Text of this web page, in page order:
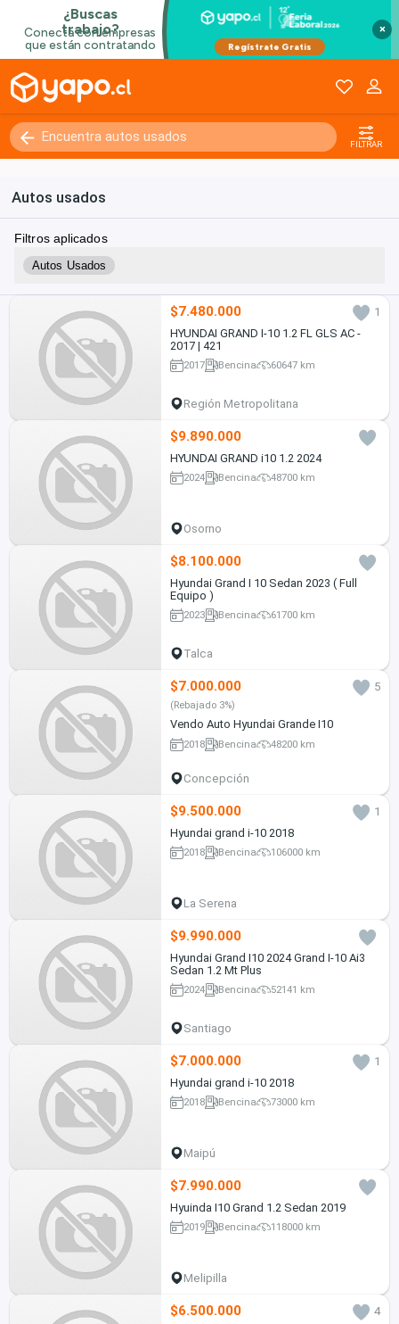
×
FILTRAR
Autos usados
Filtros aplicados
Autos Usados
$7.480.000
1
HYUNDAI GRAND I-10 1.2 FL GLS AC -
2017 | 421
2017 Bencina 60647 km
Región Metropolitana
$9.890.000
HYUNDAI GRAND i10 1.2 2024
2024 Bencina 48700 km
Osorno
$8.100.000
Hyundai Grand I 10 Sedan 2023 ( Full
Equipo )
2023 Bencina 61700 km
Talca
$7.000.000 5
(Rebajado 3%)
Vendo Auto Hyundai Grande I10
2018 Bencina 48200 km
Concepción
$9.500.000
1
Hyundai grand i-10 2018
2018 Bencina 106000 km
La Serena
$9.990.000
Hyundai Grand I10 2024 Grand I-10 Ai3
Sedan 1.2 Mt Plus
2024 Bencina 52141 km
Santiago
$7.000.000
1
Hyundai grand i-10 2018
2018 Bencina 73000 km
Maipú
$7.990.000
Hyuinda I10 Grand 1.2 Sedan 2019
2019 Bencina 118000 km
Melipilla
$6.500.000
4